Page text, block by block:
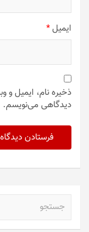
ایمیل*
ذخیره نام، ایمیل و
دیدگاهی می‌نویسم.